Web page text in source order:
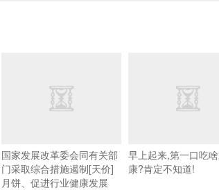
国家发展改革委会同有关部
门采取综合措施遏制[天价]
月饼、促进行业健康发展
早上起来,第一口吃
康?肯定不知道!